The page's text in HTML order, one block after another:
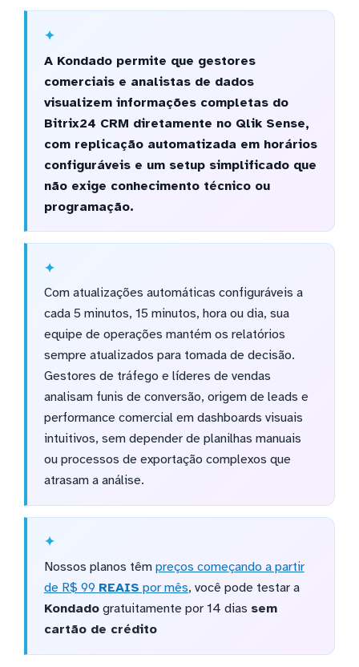
A Kondado permite que gestores
comerciais e analistas de dados
visualizem informações completas do
Bitrix24 CRM diretamente no Qlik Sense,
com replicação automatizada em horários
configuráveis e um setup simplificado que
não exige conhecimento técnico ou
programação.
Com atualizações automáticas configuráveis a
cada 5 minutos, 15 minutos, hora ou dia, sua
equipe de operações mantém os relatórios
sempre atualizados para tomada de decisão.
Gestores de tráfego e líderes de vendas
analisam funis de conversão, origem de leads e
performance comercial em dashboards visuais
intuitivos, sem depender de planilhas manuais
ou processos de exportação complexos que
atrasam a análise.
Nossos planos têm preços começando a partir
de R$ 99 REAIS por mês, você pode testar a
Kondadogratuitamente por 14 dias sem
cartão de crédito